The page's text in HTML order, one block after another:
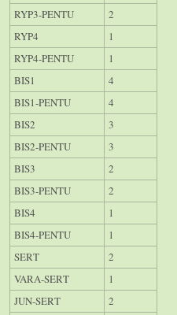
RYP3-PENTU
2
RYP4
1
RYP4-PENTU
1
BIS1
4
BIS1-PENTU
4
BIS2
3
BIS2-PENTU
3
BIS3
2
BIS3-PENTU
2
BIS4
1
BIS4-PENTU
1
SERT
2
VARA-SERT
1
JUN-SERT
2